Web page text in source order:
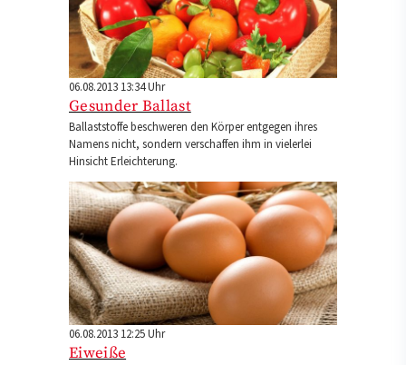
06.08.2013 13:34 Uhr
Gesunder Ballast
Ballaststoffe beschweren den Körper entgegen ihres
Namens nicht, sondern verschaffen ihm in vielerlei
Hinsicht Erleichterung.
06.08.2013 12:25 Uhr
Eiweiße